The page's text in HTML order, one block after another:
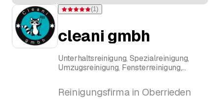
Bewertung 5 von 5 Sternen bei einer Bewertung
(1)
cleani gmbh
Unterhaltsreinigung, Spezialreinigung,
Umzugsreinigung, Fensterreinigung,
Reinigungsfirma in Oberrieden